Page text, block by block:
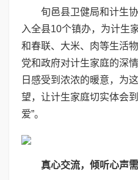
旬邑县卫健局和计生
入全县10个镇办，为计生
和春联、大米、肉等生活
党和政府对计生家庭的深
日感受到浓浓的暖意，为
望，让计生家庭切实体会
爱”。
真心交流，倾听心声